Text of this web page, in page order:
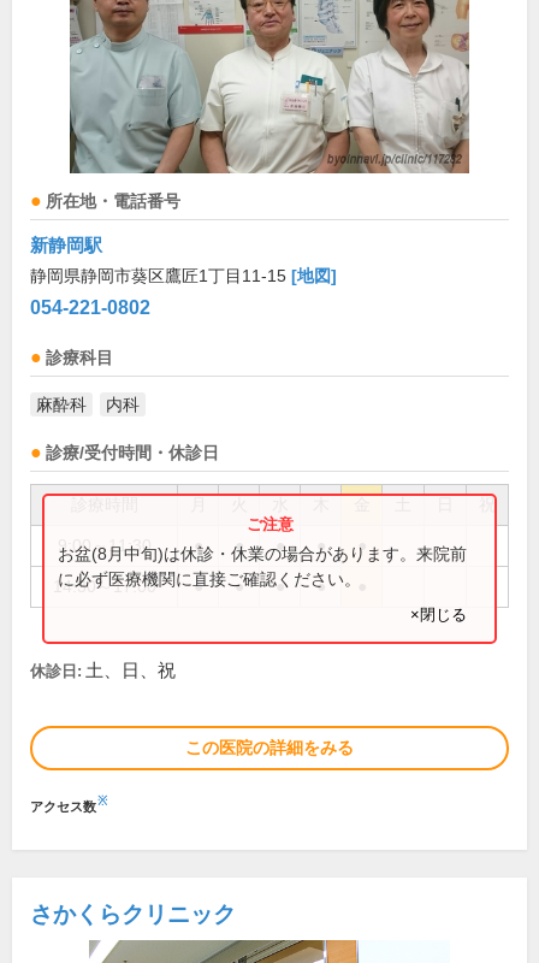
所在地・電話番号
新静岡駅
静岡県静岡市葵区鷹匠1丁目11-15 [地図]
054-221-0802
診療科目
麻酔科 内科
診療/受付時間・休診日
祝
9:00～11:30 ● ● ● ● ●
14:30～17:00 ● ● ● ●
お盆(8月中旬)は休診・休業の場合があります。来院前
に必ず医療機関に直接ご確認ください。
×閉じる
休診日: 土、日、祝
この医院の詳細をみる
アクセス数※
さかくらクリニック